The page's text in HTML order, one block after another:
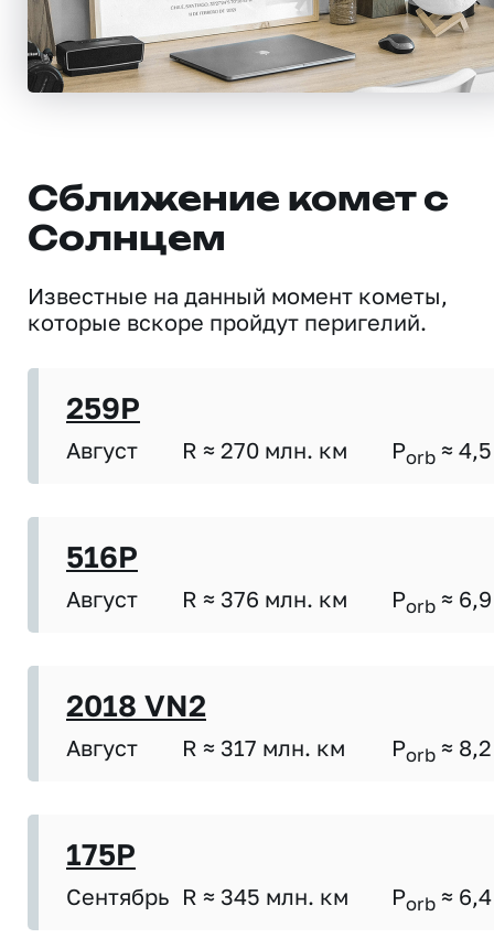
Сближение комет с
Солнцем
Известные на данный момент кометы,
которые вскоре пройдут перигелий.
259P
Август R ≈ 270 млн. км Porb ≈ 4,5
516P
Август R ≈ 376 млн. км Porb ≈ 6,9
2018 VN2
Август R ≈ 317 млн. км Porb ≈ 8,2
175P
Сентябрь R ≈ 345 млн. км Porb ≈ 6,4